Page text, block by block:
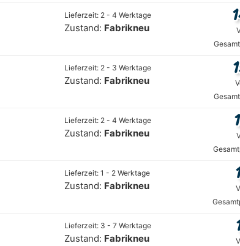
Lieferzeit: 2 - 4 Werktage
Zustand: Fabrikneu
Lieferzeit: 2 - 3 Werktage
Zustand: Fabrikneu
Lieferzeit: 2 - 4 Werktage
Zustand: Fabrikneu
Lieferzeit: 1 - 2 Werktage
Zustand: Fabrikneu
Lieferzeit: 3 - 7 Werktage
Zustand: Fabrikneu